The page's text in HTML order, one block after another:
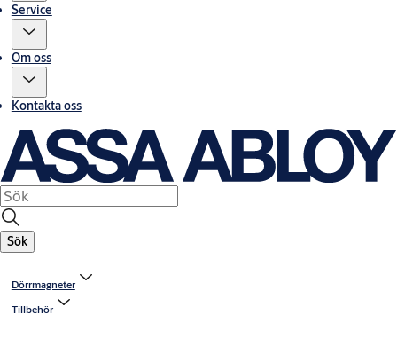
Service
Om oss
Kontakta oss
Sök
Dörrmagneter
Tillbehör